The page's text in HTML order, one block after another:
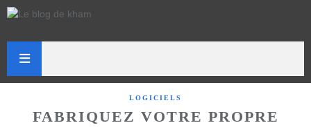
LOGICIELS
FABRIQUEZ VOTRE PROPRE